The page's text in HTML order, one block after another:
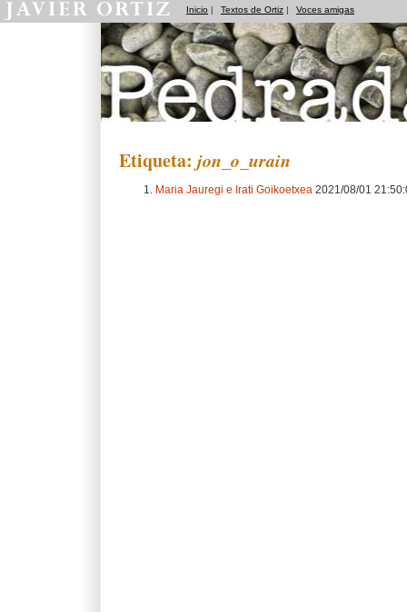
Inicio | Textos de Ortiz | Voces amigas
Etiqueta:jon_o_urain
Maria Jauregi e Irati Goikoetxea 2021/08/01